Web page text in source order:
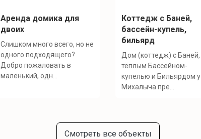
Аренда домика для
двоих
Слишком много всего, но не
одного подходящего?
Добро пожаловать в
маленький, одн...
Коттедж с Баней,
бассейн-купель,
бильярд
Дом (коттедж) с Баней,
тёплым Бассейном-
купелью и Бильярдом у
Михалыча пре...
Смотреть все объекты